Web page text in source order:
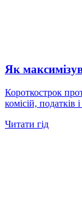
Як
Короткострок
комісій, податків
Читати гід